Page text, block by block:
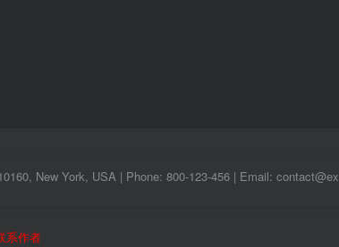
New York, USA | Phone: 800-123-456 | Email:
系作者